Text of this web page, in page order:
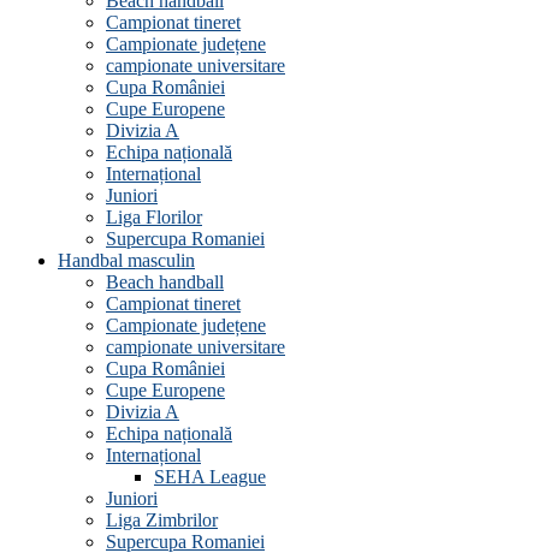
Campionat tineret
Campionate județene
campionate universitare
Cupa României
Cupe Europene
Divizia A
Echipa națională
Internațional
Juniori
Liga Florilor
Supercupa Romaniei
Handbal masculin
Beach handball
Campionat tineret
Campionate județene
campionate universitare
Cupa României
Cupe Europene
Divizia A
Echipa națională
Internațional
SEHA League
Juniori
Liga Zimbrilor
Supercupa Romaniei